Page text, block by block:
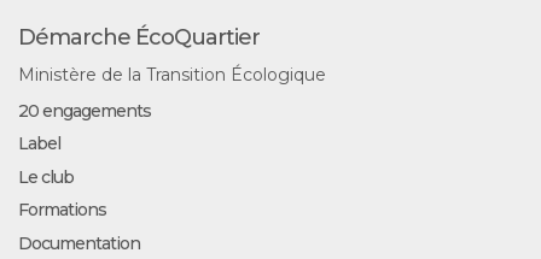
Démarche ÉcoQuartier
Ministère de la Transition Écologique
20 engagements
Label
Le club
Formations
Documentation